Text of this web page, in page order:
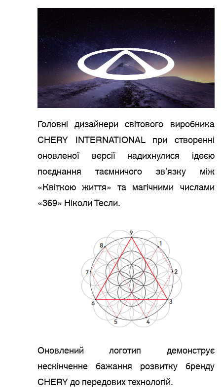
Головні дизайнери світового виробника
CHERY INTERNATIONAL при створенні
оновленої версії надихнулися ідеєю
поєднання таємничого зв’язку між
«Квіткою життя» та магічними числами
«369» Ніколи Тесли.
Оновлений логотип демонструє
нескінченне бажання розвитку бренду
CHERY до передових технологій.